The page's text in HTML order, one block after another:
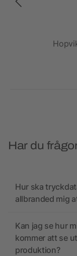
Har du
Hur ska
allbranded mig
Kan jag se hur
kommer att se
produktion?